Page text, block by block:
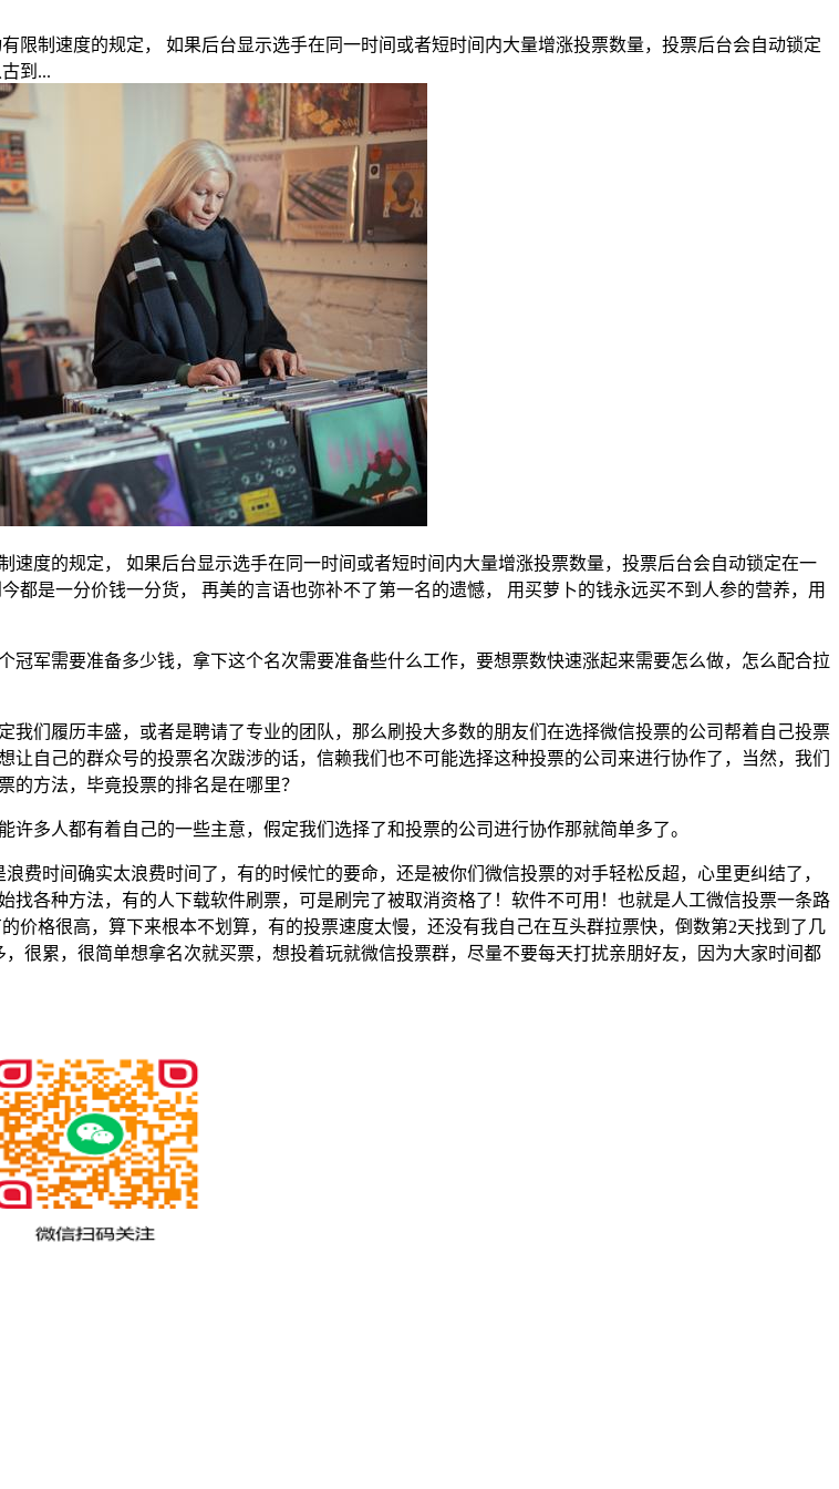
限制速度的规定， 如果后台显示选手在同一时间或者短时间内大量增涨投票数量，投票后台会自动锁定
到...
度的规定， 如果后台显示选手在同一时间或者短时间内大量增涨投票数量，投票后台会自动锁定在一
是一分价钱一分货， 再美的言语也弥补不了第一名的遗憾， 用买萝卜的钱永远买不到人参的营养，用
军需要准备多少钱，拿下这个名次需要准备些什么工作，要想票数快速涨起来需要怎么做，怎么配合拉
们履历丰盛，或者是聘请了专业的团队，那么刷投大多数的朋友们在选择微信投票的公司帮着自己投票
自己的群众号的投票名次跋涉的话，信赖我们也不可能选择这种投票的公司来进行协作了，当然，我们
方法，毕竟投票的排名是在哪里？
多人都有着自己的一些主意，假定我们选择了和投票的公司进行协作那就简单多了。
费时间确实太浪费时间了，有的时候忙的要命，还是被你们微信投票的对手轻松反超，心里更纠结了，
各种方法，有的人下载软件刷票，可是刷完了被取消资格了！软件不可用！也就是人工微信投票一条路
价格很高，算下来根本不划算，有的投票速度太慢，还没有我自己在互头群拉票快，倒数第2天找到了几
很累，很简单想拿名次就买票，想投着玩就微信投票群，尽量不要每天打扰亲朋好友，因为大家时间都